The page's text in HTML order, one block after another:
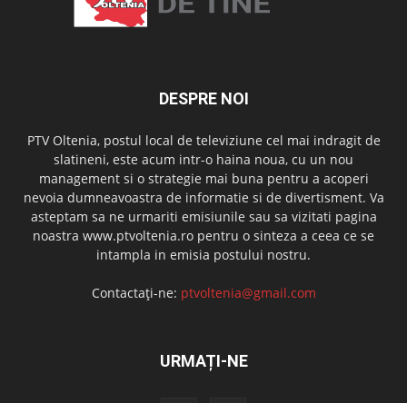
DESPRE NOI
PTV Oltenia, postul local de televiziune cel mai indragit de
slatineni, este acum intr-o haina noua, cu un nou
management si o strategie mai buna pentru a acoperi
nevoia dumneavoastra de informatie si de divertisment. Va
asteptam sa ne urmariti emisiunile sau sa vizitati pagina
noastra www.ptvoltenia.ro pentru o sinteza a ceea ce se
intampla in emisia postului nostru.
Contactați-ne: ptvoltenia@gmail.com
URMAȚI-NE